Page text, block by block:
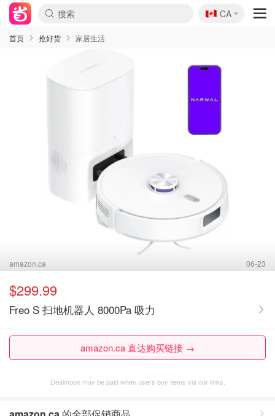
🇨🇦
CA
首页 抢好货 家居生活
amazon.ca 06-23
$299.99
Freo S 扫地机器人 8000Pa 吸力
amazon.ca 直达购买链接 →
Dealmoon may be paid when users buy items via our links.